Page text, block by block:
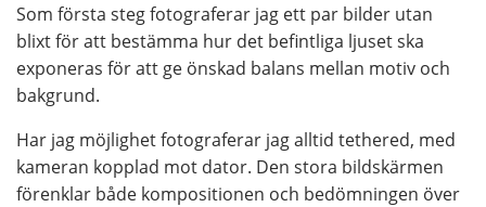
Som första steg fotograferar jag ett par bilder utan
blixt för att bestämma hur det befintliga ljuset ska
exponeras för att ge önskad balans mellan motiv och
bakgrund.
Har jag möjlighet fotograferar jag alltid tethered, med
kameran kopplad mot dator. Den stora bildskärmen
förenklar både kompositionen och bedömningen över